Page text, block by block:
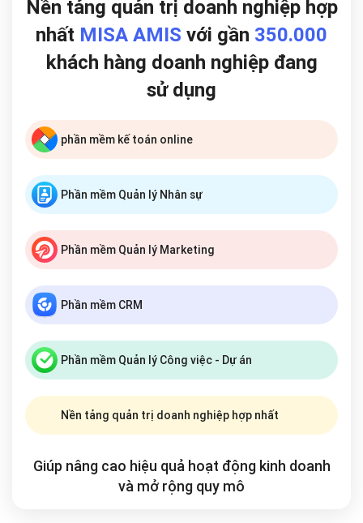
Nền tảng quản trị doanh nghiệp hợp
nhất MISA AMIS với gần 350.000
khách hàng doanh nghiệp đang
sử dụng
phần mềm kế toán online
Phần mềm Quản lý Nhân sự
Phần mềm Quản lý Marketing
Phần mềm CRM
Phần mềm Quản lý Công việc - Dự án
Nền tảng quản trị doanh nghiệp hợp nhất
Giúp nâng cao hiệu quả hoạt động kinh doanh
và mở rộng quy mô